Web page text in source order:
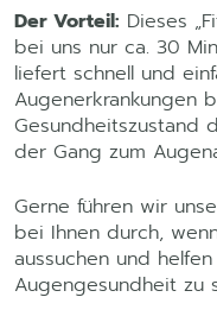
Der Vorteil: Dieses
bei uns nur ca. 30
liefert schnell und
Augenerkrankungen
Gesundheitszustand
der Gang zum
Gerne führen wir
bei Ihnen durch,
aussuchen und
Augengesundheit zu